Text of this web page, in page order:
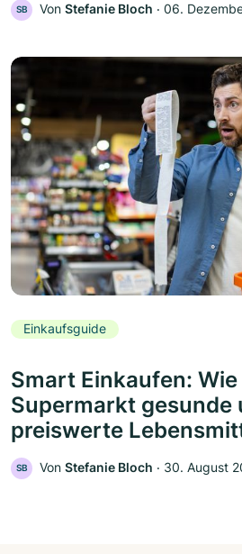
SB Von Stefanie Bloch ‧ 06.
Einkaufsguide
Smart Einkaufen: Wie
Supermarkt gesunde
preiswerte
SB Von Stefanie Bloch ‧ 30. August